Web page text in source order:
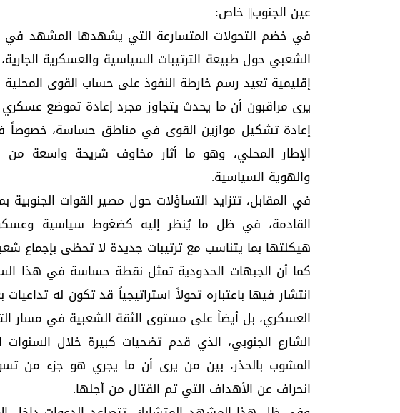
عين الجنوب|| خاص:
في خضم التحولات المتسارعة التي يشهدها المشهد في
الشعبي حول طبيعة الترتيبات السياسية والعسكرية
إقليمية تعيد رسم خارطة النفوذ على حساب القوى المحلية
يرى مراقبون أن ما يحدث يتجاوز مجرد إعادة تموضع
إعادة تشكيل موازين القوى في مناطق حساسة،
الإطار المحلي، وهو ما أثار مخاوف شريحة واسعة من
والهوية السياسية.
في المقابل، تتزايد التساؤلات حول مصير القوات
القادمة، في ظل ما يُنظر إليه كضغوط سياسية
هيكلتها بما يتناسب مع ترتيبات جديدة لا تحظى بإجماع
كما أن الجبهات الحدودية تمثل نقطة حساسة في هذا
انتشار فيها باعتباره تحولاً استراتيجياً قد تكون له
العسكري، بل أيضاً على مستوى الثقة الشعبية في مسار
الشارع الجنوبي، الذي قدم تضحيات كبيرة خلال
المشوب بالحذر، بين من يرى أن ما يجري هو جزء من
انحراف عن الأهداف التي تم القتال من أجلها.